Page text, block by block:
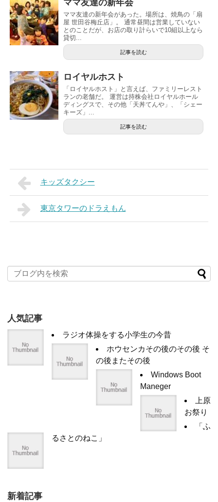
ママ友達の新年会
ママ友達の新年会があった。場所は、焼鳥の「扇
屋 世田谷梅丘店」。 通常昼間は営業していない
とのことだが、お店の取り計らいで10組以上なら
貸切...
記事を読む
ロイヤルホスト
「ロイヤルホスト」と言えば、ファミリーレスト
ランの老舗だ。 運営は持株会社ロイヤルホール
ディングスで、その他「天丼てんや」、「シェー
キーズ」...
記事を読む
キッズタクシー
東京タワーのドラえもん
人気記事
ラジオ体操をする小学生の今昔
ホウセンカその後のその後 そ
の後またその後
Windows Boot
Maneger
上原
お祭り
「ふ
るさとのねこ」
新着記事